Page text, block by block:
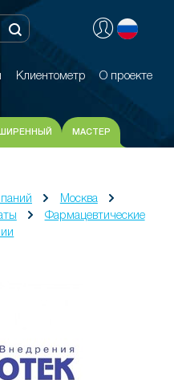
Клиентометр О проекте
Клиентометр О проекте
МАСТЕР
Москва
Фармацевтические